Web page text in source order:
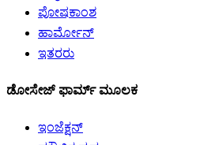
ಪೋಷಕಾಂಶ
ಹಾರ್ಮೋನ್
ಇತರರು
ಡೋಸೇಜ್ ಫಾರ್ಮ್ ಮೂಲಕ
ಇಂಜೆಕ್ಷನ್